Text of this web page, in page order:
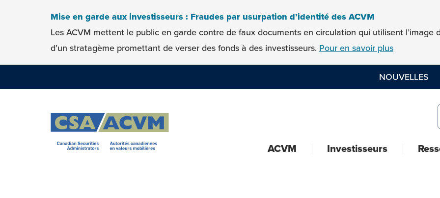
Skip to contentMise en garde aux investisseurs : Fraudes par usurpation d’identité des ACVM
Les ACVM mettent le public en garde contre de faux documents en circulation qui utilisent l’image
d’un stratagème promettant de verser des fonds à des investisseurs. Pour en savoir plus
NOUVELLES
ACVM Investisseurs